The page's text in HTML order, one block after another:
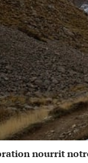
nourrit